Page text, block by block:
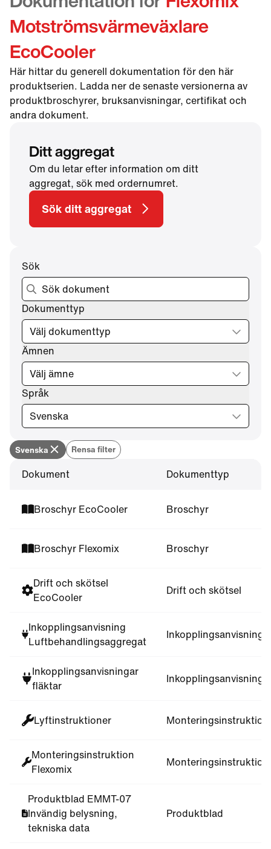
Motströmsvärmeväxlare
EcoCooler
Här hittar du generell dokumentation för den här
produktserien. Ladda ner de senaste versionerna av
produktbroschyrer, bruksanvisningar, certifikat och
andra dokument.
Ditt aggregat
Om du letar efter information om ditt
aggregat, sök med ordernumret.
Sök ditt aggregat
Sök
Dokumenttyp
Välj dokumenttyp
Ämnen
Välj ämne
Språk
Svenska
Svenska Rensa filter
Dokument Dokumenttyp
Broschyr EcoCooler Broschyr
Broschyr Flexomix Broschyr
Drift och skötsel
EcoCooler
Drift och skötsel
Inkopplingsanvisning
Luftbehandlingsaggregat
Inkopplingsanvisning
Inkopplingsanvisningar
fläktar
Inkopplingsanvisning
Lyftinstruktioner Monteringsinstruktion
Monteringsinstruktion
Flexomix
Monteringsinstruktion
Produktblad EMMT-07
Invändig belysning,
tekniska data
Produktblad